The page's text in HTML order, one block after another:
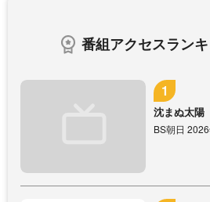
番組アクセスランキ
沈まぬ太陽
BS朝日